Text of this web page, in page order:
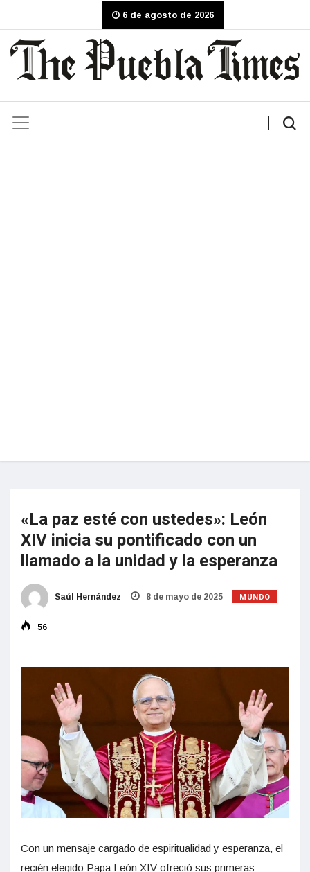
6 de agosto de 2026
«La paz esté con ustedes»: León
XIV inicia su pontificado con un
llamado a la unidad y la esperanza
Saúl Hernández 8 de mayo de 2025 MUNDO
56
Con un mensaje cargado de espiritualidad y esperanza, el
recién elegido Papa León XIV ofreció sus primeras